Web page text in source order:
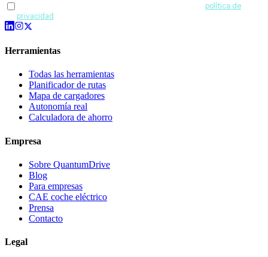
política de
privacidad
Herramientas
Todas las herramientas
Planificador de rutas
Mapa de cargadores
Autonomía real
Calculadora de ahorro
Empresa
Sobre QuantumDrive
Blog
Para empresas
CAE coche eléctrico
Prensa
Contacto
Legal